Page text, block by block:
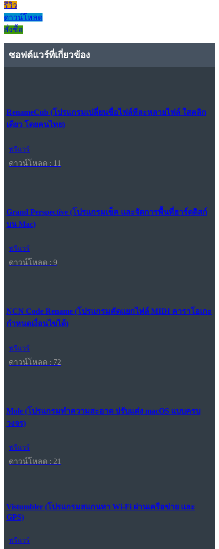
รีวิว
ดาวน์โหลด
สั่งซื้อ
ซอฟต์แวร์ที่เกี่ยวข้อง
RenameCub (โปรแกรมเปลี่ยนชื่อไฟล์ทีละหลายไฟล์ ใสคลิก
เดียว โดยคนไทย)
ฟรีแวร์
ดาวน์โหลด : 11
Grand Perspective (โปรแกรมเช็ค และจัดการพื้นที่ฮาร์ดดิสก์
บน Mac)
ฟรีแวร์
ดาวน์โหลด : 9
NCN Code Rename (โปรแกรมคัดแยกไฟล์ MIDI คาราโอเกะ
กำหนดเงื่อนไขได้)
ฟรีแวร์
ดาวน์โหลด : 72
Mole (โปรแกรมทำความสะอาด ปรับแต่ง macOS แบบครบ
วงจร)
ฟรีแวร์
ดาวน์โหลด : 21
Vistumbler (โปรแกรมสแกนหา Wi-Fi ผ่านเครือข่าย และ
GPS)
ฟรีแวร์